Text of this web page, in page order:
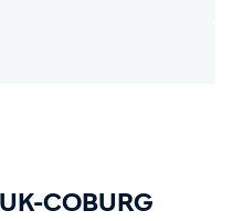
COBURG